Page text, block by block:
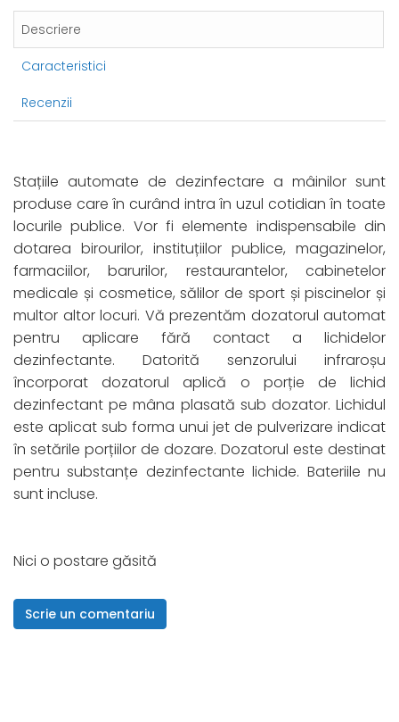
Descriere
Caracteristici
Recenzii
Stațiile automate de dezinfectare a mâinilor sunt
produse care în curând intra în uzul cotidian în toate
locurile publice. Vor fi elemente indispensabile din
dotarea birourilor, instituțiilor publice, magazinelor,
farmaciilor, barurilor, restaurantelor, cabinetelor
medicale și cosmetice, sălilor de sport și piscinelor și
multor altor locuri. Vă prezentăm dozatorul automat
pentru aplicare fără contact a lichidelor
dezinfectante. Datorită senzorului infraroșu
încorporat dozatorul aplică o porție de lichid
dezinfectant pe mâna plasată sub dozator. Lichidul
este aplicat sub forma unui jet de pulverizare indicat
în setările porțiilor de dozare. Dozatorul este destinat
pentru substanțe dezinfectante lichide. Bateriile nu
sunt incluse.
Nici o postare găsită
Scrie un comentariu